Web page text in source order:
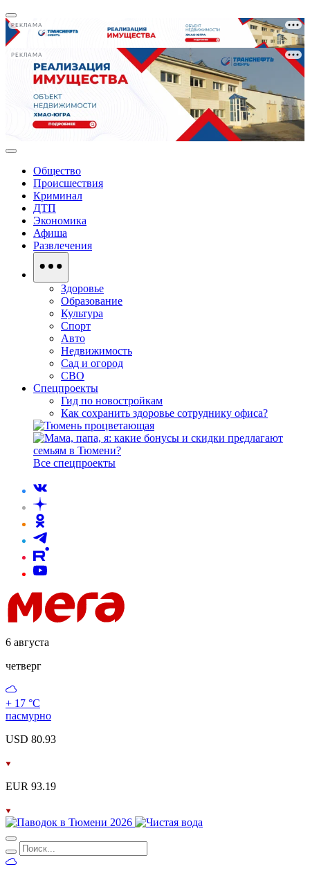
РЕКЛАМА
РЕКЛАМА
Общество
Происшествия
Криминал
ДТП
Экономика
Афиша
Развлечения
Здоровье
Образование
Культура
Спорт
Авто
Недвижимость
Сад и огород
СВО
Спецпроекты
Гид по новостройкам
Как сохранить здоровье сотруднику офиса?
Все спецпроекты
6 августа
четверг
+ 17 °С
пасмурно
USD 80.93
EUR 93.19